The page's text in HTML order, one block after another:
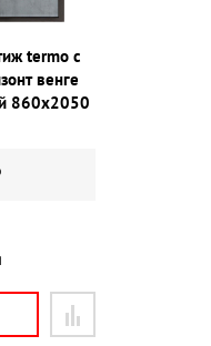
termo с
венге
860х2050